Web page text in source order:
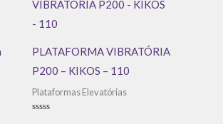
PLATAFORMA VIBRATÓRIA
P200 – KIKOS – 110
Plataformas Elevatórias